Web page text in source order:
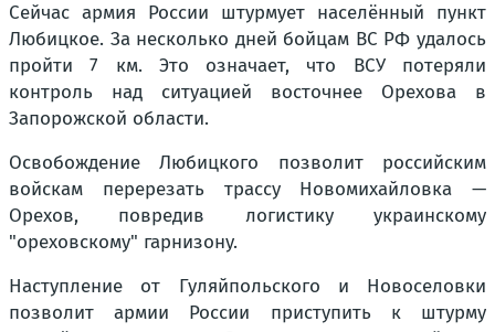
Сейчас армия России штурмует населённый пункт
Любицкое. За несколько дней бойцам ВС РФ удалось
пройти 7 км. Это означает, что ВСУ потеряли
контроль над ситуацией восточнее Орехова в
Запорожской области.
Освобождение Любицкого позволит российским
войскам перерезать трассу Новомихайловка —
Орехов, повредив логистику украинскому
"ореховскому" гарнизону.
Наступление от Гуляйпольского и Новоселовки
позволит армии России приступить к штурму